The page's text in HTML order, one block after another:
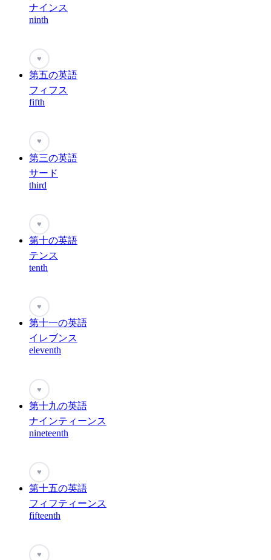
ナインス
ninth
♥
第五の英語
フィフス
fifth
♥
第三の英語
サード
third
♥
第十の英語
テンス
tenth
♥
第十一の英語
イレブンス
eleventh
♥
第十九の英語
ナインティーンス
nineteenth
♥
第十五の英語
フィフティーンス
fifteenth
♥